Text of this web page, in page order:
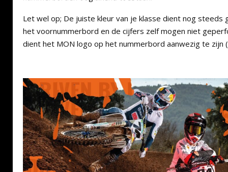
Let wel op; De juiste kleur van je klasse dient nog steeds
het voornummerbord en de cijfers zelf mogen niet
dient het MON logo op het nummerbord aanwezig te zijn